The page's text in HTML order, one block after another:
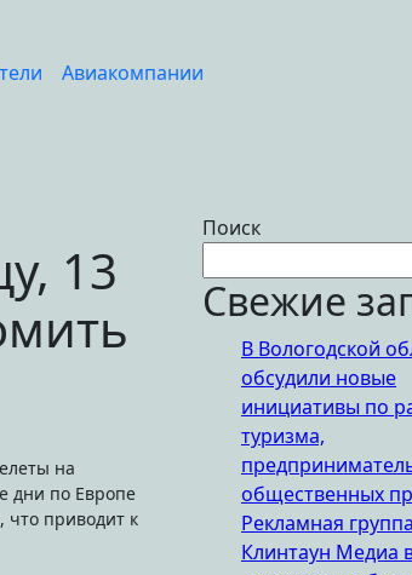
Авиакомпании
13
дни по Европе
что приводит к
Поиск
Свежие
В Вологодской
обсудили новые
инициативы по
туризма,
общественных
Рекламная группа
Клинтаун Медиа